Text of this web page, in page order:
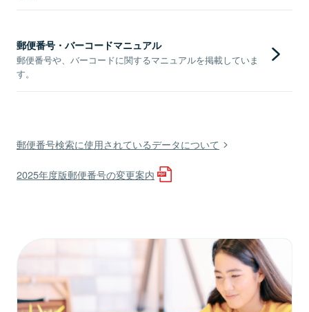
郵便番号・バーコードマニュアル
郵便番号や、バーコードに関するマニュアルを掲載していま
す。
郵便番号検索に使用されているデータについて
2025年度版郵便番号の変更案内